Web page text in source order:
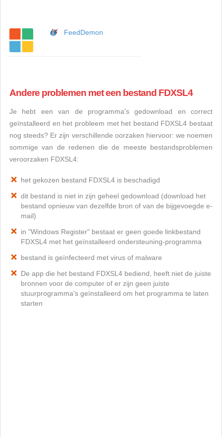
FeedDemon
Andere problemen met een bestand FDXSL4
Je hebt een van de programma's gedownload en correct
geïnstalleerd en het probleem met het bestand FDXSL4 bestaat
nog steeds? Er zijn verschillende oorzaken hiervoor: we noemen
sommige van de redenen die de meeste bestandsproblemen
veroorzaken FDXSL4:
het gekozen bestand FDXSL4 is beschadigd
dit bestand is niet in zijn geheel gedownload (download het
bestand opnieuw van dezelfde bron of van de bijgevoegde e-
mail)
in "Windows Register" bestaat er geen goede linkbestand
FDXSL4 met het geïnstalleerd ondersteuning-programma
bestand is geïnfecteerd met virus of malware
De app die het bestand FDXSL4 bediend, heeft niet de juiste
bronnen voor de computer of er zijn geen juiste
stuurprogramma's geïnstalleerd om het programma te laten
starten